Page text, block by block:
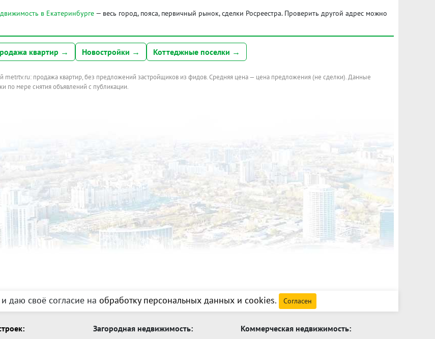
в Екатеринбурге — весь город, пояса, первичный рынок, сделки Росреестра. Проверить другой адрес можно
квартир → Новостройки → Коттеджные поселки →
metrtv.ru: продажа квартир, без предложений застройщиков из фидов. Средняя цена — цена предложения (не сделки). Данные
по мере снятия объявлений с публикации.
даю своё согласие на обработку персональных данных и cookies. Согласен
Загородная недвижимость: Коммерческая недвижимость: